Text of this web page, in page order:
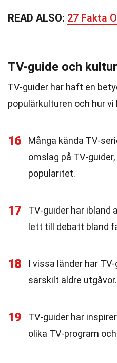
READ ALSO: 27 Fakta
TV-guide och kultur
TV-guider har haft en
populärkulturen och hur
16
Många kända TV-
omslag på TV-
popularitet.
17
TV-guider har ibland
lett till debatt bland
18
I vissa länder har
särskilt äldre utgåvor.
19
TV-guider har
olika TV-program